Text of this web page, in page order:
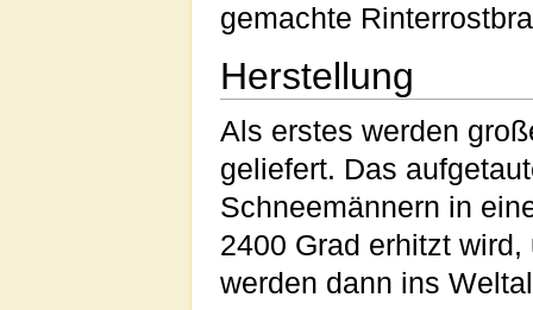
gemachte
Herstellung
Als erstes werden
geliefert. Das
Schneemännern in
2400 Grad erhitzt
werden dann ins